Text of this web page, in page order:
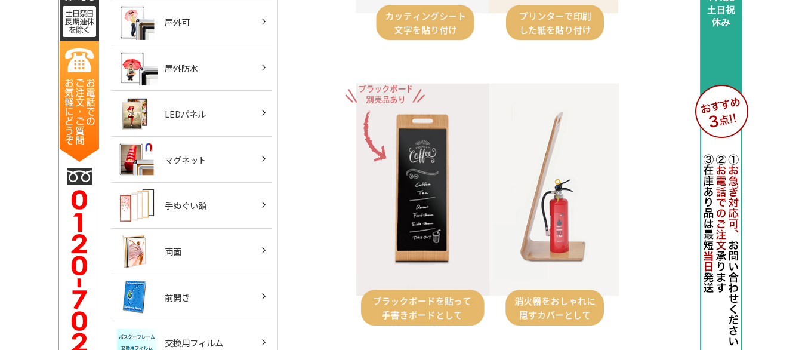
屋外可
屋外防水
LEDパネル
マグネット
手ぬぐい額
両面
前開き
交換用フィルム